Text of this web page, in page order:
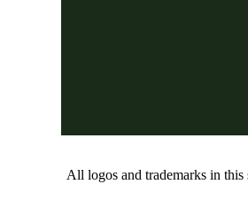
All logos and trademarks in